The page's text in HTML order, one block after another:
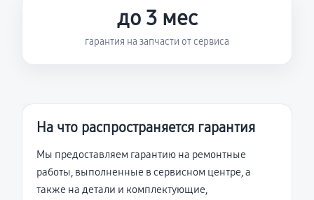
до 3 мес
гарантия на запчасти от сервиса
На что распространяется гарантия
Мы предоставляем гарантию на ремонтные
работы, выполненные в сервисном центре, а
также на детали и комплектующие,